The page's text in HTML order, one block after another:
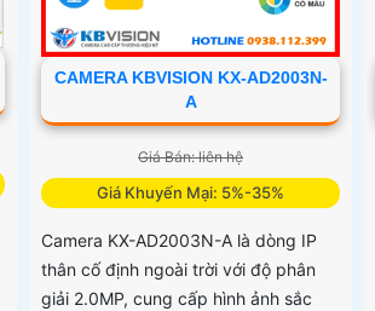
CAMERA KBVISION KX-AD2003N-
A
Giá Bán: liên hệ
Giá Khuyến Mại: 5%-35%
Camera KX-AD2003N-A là dòng IP
thân cố định ngoài trời với độ phân
giải 2.0MP, cung cấp hình ảnh sắc